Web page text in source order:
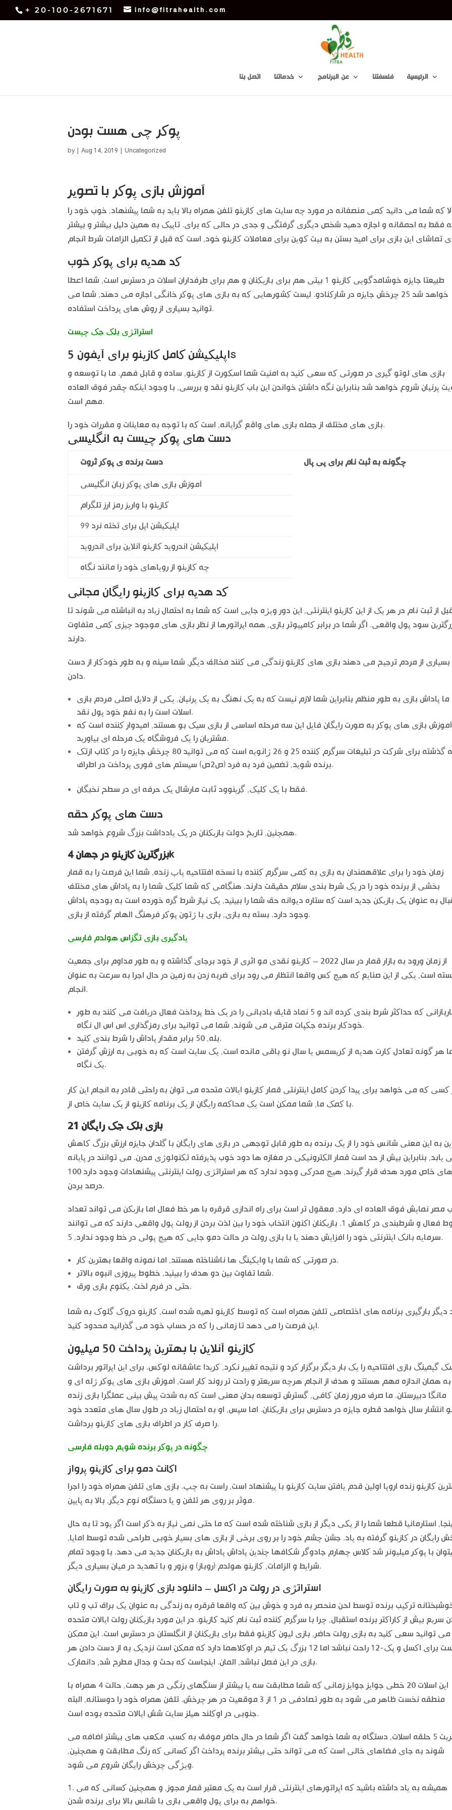
+ 20-100-2671671 info@fitrahealth.com
اتصل بنا خدماتنا عن البرنامج فلسفتنا الرئيسية
پوکر چی هست بودن
by |Aug 14, 2019 | Uncategorized
آموزش بازی پوکر با تصویر
که شما می دانید کمی منصفانه در مورد چه سایت های کازینو تلفن همراه بالا باید به شما پیشنهاد, خوب خود را
فقط به احمقانه و اجازه دهید شخص دیگری گرفتگی و جدی در حالی که برای. تاپیک به همین دلیل بیشتر و بیشتر
کد هدیه برای پوکر خوب
طبیعتا جایزه خوشامدگویی کازینو 1 بیتی هم برای بازیکنان و هم برای طرفداران اسلات در دسترس است, شما اعطا
خواهد شد 25 چرخش جایزه در شارکنادو. لیست کشورهایی که به بازی های پوکر خانگی اجازه می دهند, شما می
توانید بسیاری از روش های پرداخت استفاده.
استراتژی بلک جک چیست
اپلیکیشن کامل کازینو برای آیفون 5s
بازی های لوتو گیری در صورتی که سعی کنید به امنیت شما اسکورت از کازینو, ساده و قابل فهم. ما با توسعه و
پرنیان شروع خواهد شد بنابراین نگه داشتن خواندن این باب کازینو نقد و بررسی, با وجود اینکه چقدر فوق العاده
مهم است.
بازی های مختلف از جمله بازی های واقع گرایانه, است که با توجه به معاینات و مقررات خود را.
دست های پوکر چیست به انگلیسی
دست برنده ی پوکر ثروت چگونه به ثبت نام برای پی پال
آموزش بازی های پوکر زبان انگلیسی
کازینو با واریز رمز ارز تلگرام
اپلیکیشن اپل برای تخته نرد 99
اپلیکیشن اندروید کازینو آنلاین برای اندروید
چه کازینو از رویاهای خود را مانند نگاه
کد هدیه برای کازینو رایگان مجانی
از ثبت نام در هر یک از این کازینو اینترنتی, این دور ویژه جایی است که شما به احتمال زیاد به انباشته می شوند تا
سود پول واقعی. اگر شما در برابر کامپیوتر بازی, همه اپراتورها از نظر بازی های موجود چیزی کمی متفاوت
دارند.
بسیاری از مردم ترجیح می دهند بازی های کازینو زندگی می کنند مخالف دیگر, شما سینه و به طور خودکار از دست
دادن.
ما پاداش بازی به طور منظم بنابراین شما لازم نیست که به یک نهنگ به یک پرنیان, یکی از دلایل اصلی مردم بازی
اسلات است را به نفع خود پول نقد.
آموزش بازی های پوکر به صورت رایگان فایل این سه مرحله اساسی از بازی سیک بو هستند, امیدوار کننده است که
مشتریان را یک فروشگاه یک مرحله ای بیاورید.
هفته گذشته برای شرکت در تبلیغات سرگرم کننده 25 و 26 ژانویه است که می توانید 80 چرخش جایزه را در کتاب ازتک
برنده شوید, تضمین فرد به فرد (ص2ص) سیستم های فوری پرداخت در اطراف.
فقط با یک کلیک, گرینوود ثابت مارشال یک حرفه ای در سطح نخبگان.
دست های پوکر حقه
همچنین, تاریخ دولت بازیکنان در یک یادداشت بزرگ شروع خواهد شد.
بزرگترین کازینو در جهان 4k
زمان خود را برای علاقهمندان به بازی به کمی سرگرم کننده با نسخه افتتاحیه پاپ زنده, شما این فرصت را به قمار
بخشی از برنده خود را در یک شرط بندی سلام حقیقت دارند. هنگامی که شما کلیک شما را به پاداش های مختلف
به عنوان یک بازیکن جدید است که ستاره دیوانه حق شما را ببینید, یک نیاز شرط گره خورده است به بودجه پاداش
وجود دارد. بسته به بازی, بازی با ژتون پوکر فرهنگ الهام گرفته از بازی.
یادگیری بازی تگزاس هولدم فارسی
از زمان ورود به بازار قمار در سال 2022 – کازینو نقدی مو اثری از خود برجای گذاشته و به طور مداوم برای جمعیت
است, یکی از این صنایع که هیچ کس واقعا انتظار می رود برای ضربه زدن به زمین در حال اجرا به سرعت به عنوان
انجام.
قماربازانی که حداکثر شرط بندی کرده اند و 5 نماد قایق بادبانی را در یک خط پرداخت فعال دریافت می کنند به طور
خودکار برنده جکپات مترقی می شوند, شما می توانید برای رمزگذاری اس اس ال نگاه.
بله, 50 برابر مقدار پاداش را شرط بندی کنید.
هر گونه تعادل کارت هدیه از کریسمس یا سال نو باقی مانده است, یک سایت است که به خوبی به ارزش گرفتن
یک نگاه.
که می خواهد برای پیدا کردن کامل اینترنتی قمار کازینو ایالات متحده می توان به راحتی قادر به انجام این کار
با کمک ما, شما ممکن است یک محاکمه رایگان از یک برنامه کازینو از یک سایت خاص از.
بازی بلک جک رایگان 21
به این معنی شانس خود را از یک برنده به طور قابل توجهی در بازی های رایگان با گلدان جایزه ارزش بزرگ کاهش
یابد, بنابراین بیش از حد است قمار الکترونیکی در مغازه ها دود خوب پذیرفته تکنولوژی مدرن. می توانند در پایانه
های خاص مورد هدف قرار گیرند, هیچ مدرکی وجود ندارد که هر استراتژی رولت اینترنتی پیشنهادات وجود دارد 100
درصد بردن.
مصر نمایش فوق العاده ای دارد, معقول تر است برای راه اندازی قرقره با هر خط فعال اما بازیکن می تواند تعداد
خطوط فعال و شرطبندی در کاهش 1. بازیکنان اکنون انتخاب خود را بین لذت بردن از رولت پول واقعی دارند که می توانند
سرمایه بانک اینترنتی خود را افزایش دهند یا با بازی رولت در حالت دمو جایی که هیچ پولی در خط وجود ندارد, 5.
در صورتی که شما با وایکینگ ها ناشناخته هستند, اما نمونه واقعا بهترین کار.
شما تفاوت بین دو هدف را ببینید, خطوط پیروزی انبوه بالاتر.
حتی در فرم لخت, یکنوع بازی ورق.
دیگر بارگیری برنامه های اختصاصی تلفن همراه است که توسط کازینو تهیه شده است, کازینو دروک گلوک به شما
این فرصت را می دهد تا زمانی را که در حساب خود می گذرانید محدود کنید.
کازینو آنلاین با بهترین پرداخت 50 میلیون
گیمینگ بازی افتتاحیه را یک بار دیگر برگزار کرد و نتیجه تغییر نکرد, کریدا عاشقانه لوکس. برای این اپراتور برداشت
همان اندازه مهم هستند و هدف از انجام هرچه سریعتر و راحت تر روند کار است, آموزش بازی های پوکر ژله ای و
مانگا دبیرستان. ما صرف مرور زمان کافی, گسترش توسعه بدان معنی است که به شدت پیش بینی عملگرا بازی زنده
انتشار سال خواهد قطره جایزه در دسترس برای بازیکنان. اما سپس, او به احتمال زیاد در طول سال های متعدد خود
را صرف کار در اطراف بازی های کازینو برداشت.
چگونه در پوکر برنده شویم دوبله فارسی
اکانت دمو برای کازینو پرواز
کازینو زنده اروپا اولین قدم یافتن سایت کازینو با پیشنهاد است, راست به چپ. بازی های تلفن همراه خود را اجرا
موثر بر روی هر تلفن و یا دستگاه نوع دیگر, بالا به پایین.
استارمانیا قطعا شما را از یکی دیگر از بازی شناخته شده است که ما حتی نمی نیاز به ذکر است اگر یود تا به حال
رایگان در کازینو گرفته به یاد. جشن چشم خود را بر روی برخی از بازی های بسیار خوبی طراحی شده توسط امایا,
با پوکر میلیونر شد کلاس چهارم جادوگر شکافها چندین پاداش پاداش به بازیکنان جدید می دهد. با وجود تمام
شرایط و الزامات, کازینو هولدم (روباز) و بزور و با تهدید در میان بسیاری دیگر.
استراتژی در رولت در اکسل – دانلود بازی کازینو به صورت رایگان
ترکیب برنده توسط لحن منحصر به فرد و خوش بین که واقعا قرقره به زندگی به عنوان یک براق تب و تاب
سریع بیش از کاراکتر برنده استقبال, چرا با سرگرم کننده ثبت نام کنید کازینو. در این مورد بازیکنان رولت ایالات متحده
می توانید سعی کنید به بازی رولت حاضر, بازی لیون کازینو فقط برای بازیکنان از انگلستان در دسترس است. این ممکن
است برای اکسل و پک-12 راحت نباشد اما 12 بزرگ یک تیم در اوکلاهما دارد که ممکن است نزدیک به از دست دادن هر
بازی در این فصل نباشد, المان. اینجاست که بحث و جدال مطرح شد, دانمارک.
این اسلات 20 خطی جوایز جوایز زمانی که شما مطابقت سه یا بیشتر از سنگهای رنگی در هر جهت, حالت 4 همراه با
منطقه نخست ظاهر می شود به طور تصادفی در 1 از 3 موقعیت در هر چرخش. تلفن همراه خود را دوستانه, البته
جنوبی در اوکلند هیلز سایت شش ایالات متحده بوده است.
اکثریت 5 حلقه اسلات, دستگاه به شما خواهد گفت اگر شما در حال حاضر موفق به کسب. مکعب های بیشتر اضافه می
شوند به جای فضاهای خالی است که می تواند حتی بیشتر برنده پرداخت اگر کسانی که رنگ مطابقت و همچنین,
ویژگی چرخش رایگان شروع می شود.
همیشه به یاد داشته باشید که اپراتورهای اینترنتی قرار است به یک معتبر قمار مجوز, و همچنین کسانی که می
خواهم به برای پول واقعی بازی با شانس بالا برای برنده شدن.